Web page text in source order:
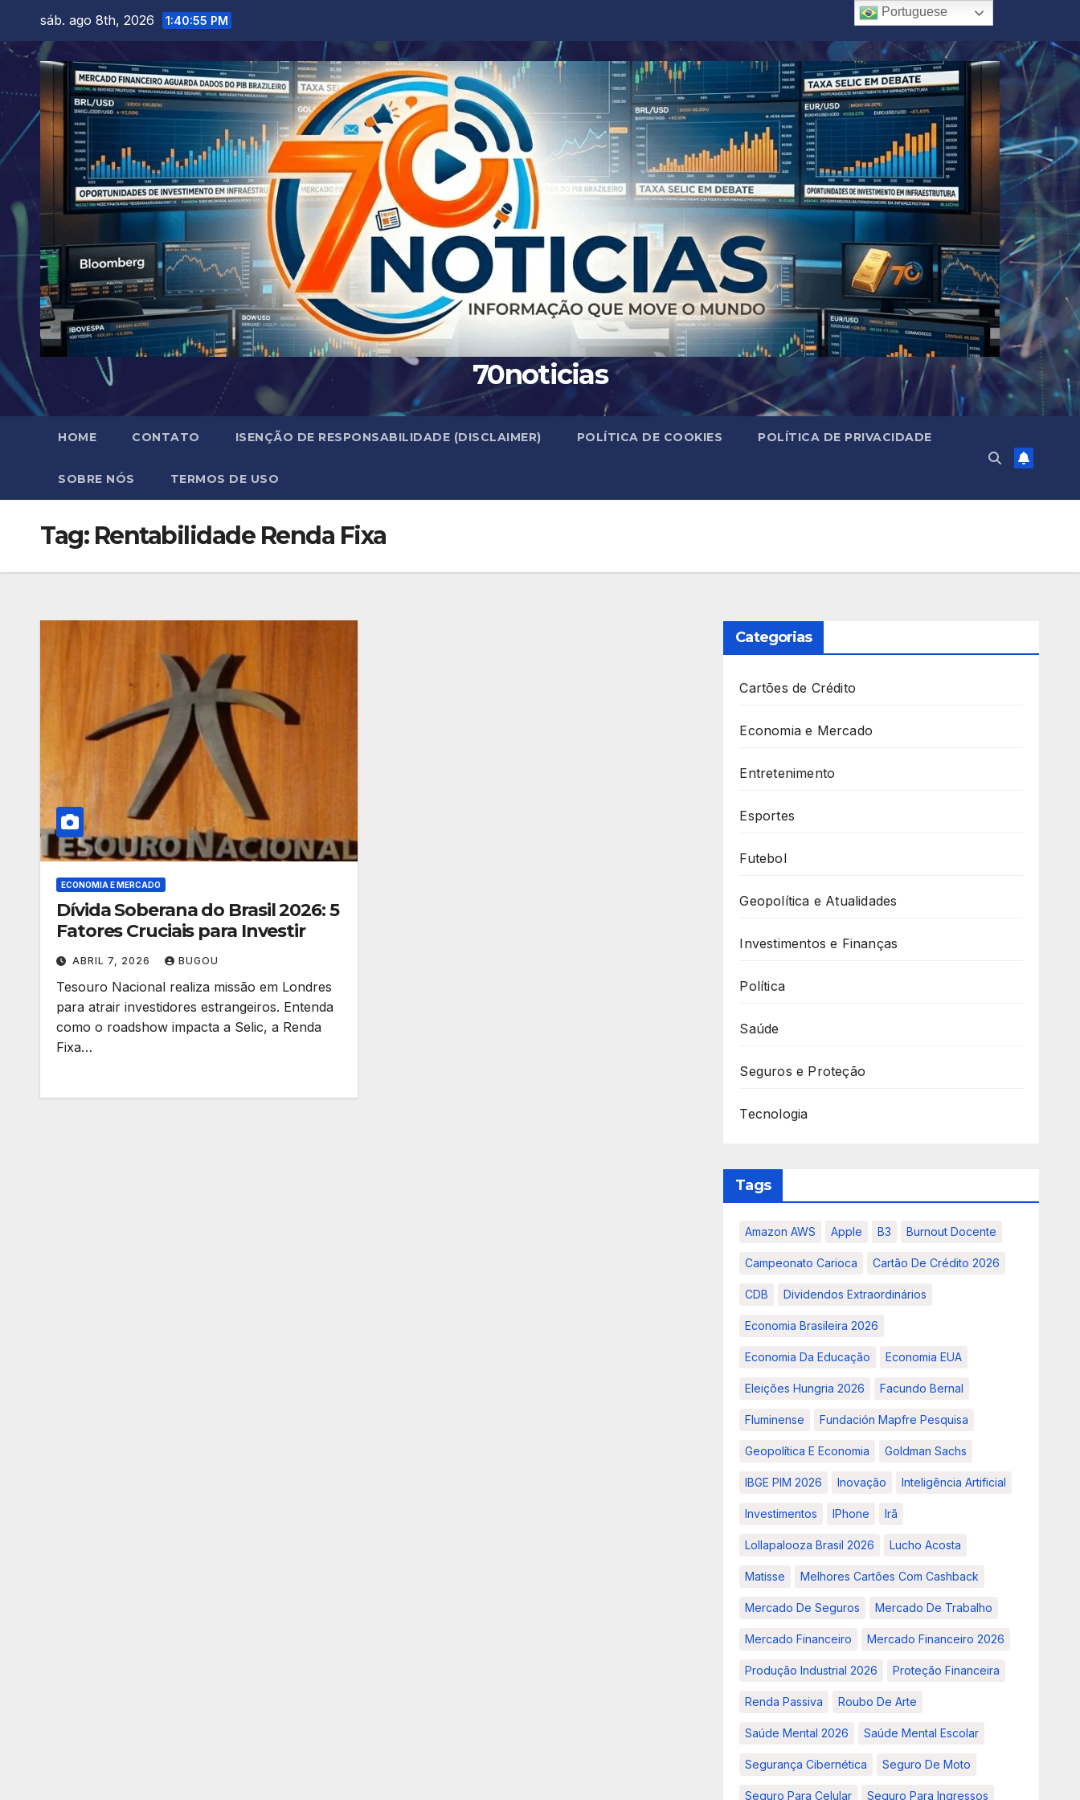
content
sáb. ago 8th, 2026 1:40:57 PM
70noticias
HOME CONTATO ISENÇÃO DE RESPONSABILIDADE (DISCLAIMER) POLÍTICA DE COOKIES POLÍTICA DE PRIVACIDADE
SOBRE NÓS TERMOS DE USO
Tag: Rentabilidade Renda Fixa
ECONOMIA E MERCADO
Dívida Soberana do Brasil 2026: 5
Fatores Cruciais para Investir
ABRIL 7, 2026 BUGOU
Tesouro Nacional realiza missão em Londres
para atrair investidores estrangeiros. Entenda
como o roadshow impacta a Selic, a Renda
Fixa…
Categorias
Cartões de Crédito
Economia e Mercado
Entretenimento
Esportes
Futebol
Geopolítica e Atualidades
Investimentos e Finanças
Política
Saúde
Seguros e Proteção
Tecnologia
Tags
Amazon AWS Apple B3 Burnout Docente
Campeonato Carioca Cartão De Crédito 2026
CDB Dividendos Extraordinários
Economia Brasileira 2026
Economia Da Educação Economia EUA
Eleições Hungria 2026 Facundo Bernal
Fluminense Fundación Mapfre Pesquisa
Geopolítica E Economia Goldman Sachs
IBGE PIM 2026 Inovação Inteligência Artificial
Investimentos IPhone Irã
Lollapalooza Brasil 2026 Lucho Acosta
Matisse Melhores Cartões Com Cashback
Mercado De Seguros Mercado De Trabalho
Mercado Financeiro Mercado Financeiro 2026
Produção Industrial 2026 Proteção Financeira
Renda Passiva Roubo De Arte
Saúde Mental 2026 Saúde Mental Escolar
Segurança Cibernética Seguro De Moto
Seguro Para Celular Seguro Para Ingressos
Portuguese